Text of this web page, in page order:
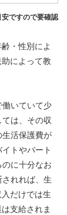
ですので要確認
・性別によ
によって教
働いていて少
は、その収
生活保護費が
トやパート
に十分なお
れれば、生
だけでは生
支給されま